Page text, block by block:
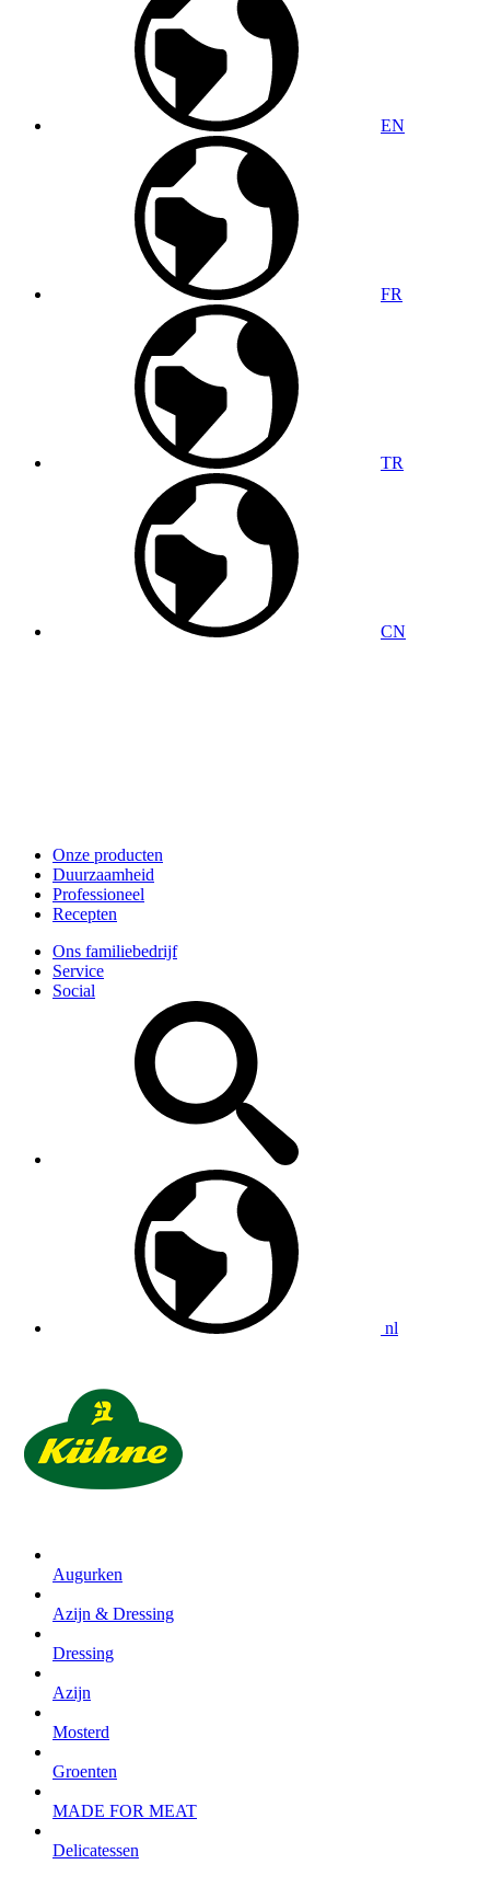
EN
FR
TR
CN
Onze producten
Duurzaamheid
Professioneel
Recepten
Ons familiebedrijf
Service
Social
nl
Augurken
Azijn & Dressing
Dressing
Azijn
Mosterd
Groenten
MADE FOR MEAT
Delicatessen